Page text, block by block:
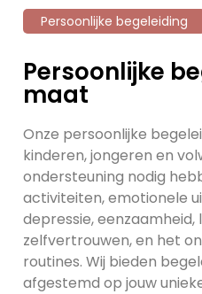
Persoonlijke begeleiding
Persoonlijke
maat
Onze persoonlijke
kinderen, jongeren en
ondersteuning nodig
activiteiten, emotionele
depressie,
zelfvertrouwen, en het
routines. Wij bieden
afgestemd op jouw